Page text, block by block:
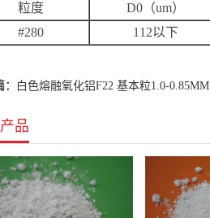
粒度
D0（um）
#280
112以下
白色熔融氧化铝F22 基本粒1.0-0.85MM
品